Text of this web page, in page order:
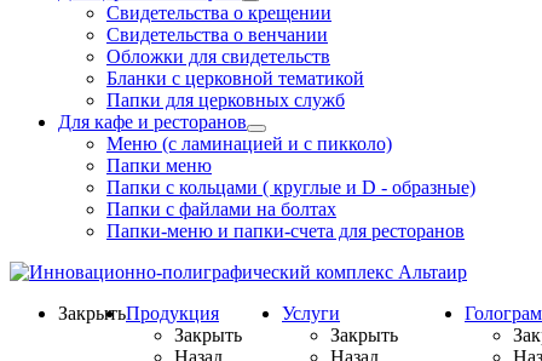
Свидетельства о крещении
Свидетельства о венчании
Обложки для свидетельств
Бланки с церковной тематикой
Папки для церковных служб
Для кафе и ресторанов
Меню (с ламинацией и с пикколо)
Папки меню
Папки с кольцами ( круглые и D - образные)
Папки с файлами на болтах
Папки-меню и папки-счета для ресторанов
ЗакрытьПродукция
Закрыть
Назад
Услуги
Закрыть
Назад